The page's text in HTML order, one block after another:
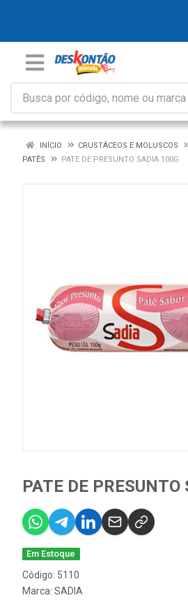
INÍCIO
CRUSTÁCEOS E MOLUSCOS
PATÊS
PATE DE PRESUNTO SADIA 100G
PATE DE
Em Estoque
Código: 5110
Marca: SADIA